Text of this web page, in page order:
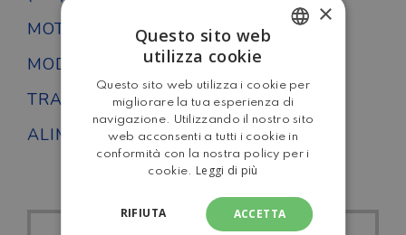
MOTORE
FIAT
MODELLO
Riviera 95 M
TRAZIONE
Anteriore
ALIMENTAZIONE Diesel
ENGLISH
×
Questo sito web
utilizza cookie
Questo sito web utilizza i cookie per
migliorare la tua esperienza di
navigazione. Utilizzando il nostro sito
web acconsenti a tutti i cookie in
conformità con la nostra policy per i
cookie.
Leggi di più
ACCETTA
RIFIUTA